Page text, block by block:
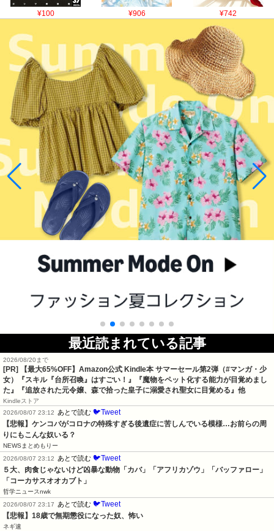
¥100 ¥906 ¥742
最近読まれている記事
2026/08/20まで
[PR]
【最大65%OFF】Amazon公式 Kindle本 サマーセール第2弾（#マンガ・少
女）『スキル『台所召喚』はすごい！』『魔物をペット化する能力が目覚めまし
た』『追放された元令嬢、森で拾った皇子に溺愛され聖女に目覚める』他
Kindleストア
2026/08/07 23:12
あとで読む 🐦Tweet
【悲報】ケンコバがコロナの特殊すぎる後遺症に苦しんでいる模様…お前らの周
りにもこんな奴いる？
NEWSまとめもりー
2026/08/07 23:12
あとで読む 🐦Tweet
５大、肉食じゃないけど凶暴な動物「カバ」「アフリカゾウ」「バッファロー」
「コーカサスオオカブト」
哲学ニュースnwk
2026/08/07 23:17
あとで読む 🐦Tweet
【悲報】18歳で無期懲役になった奴、怖い
ネギ速